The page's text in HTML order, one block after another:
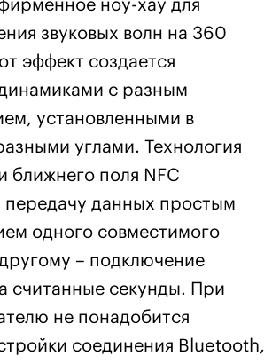
ноу-хау для
звуковых волн на 360
эффект создается
с разным
установленными в
углами. Технология
ближнего поля NFC
передачу данных простым
одного совместимого
– подключение
считанные секунды. При
не понадобится
соединения Bluetooth,